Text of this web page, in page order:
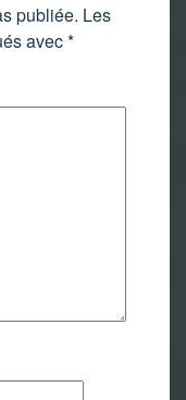
publiée. Les
avec*